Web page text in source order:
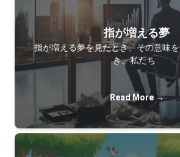
指が増える夢
指が増える夢を見たとき、その意味
き、私たち…
Read More →